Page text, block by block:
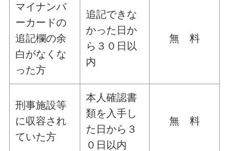
マイナンバ
ーカードの
追記欄の余
白がなくな
った方
追記できな
かった日か
ら３０日以
内
無 料
刑事施設等
に収容され
ていた方
本人確認書
類を入手し
た日から３
０日以内
無 料